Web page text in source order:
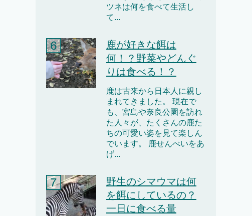
ツネは何を食べて生活し
て...
鹿が好きな餌は
何！？野菜やどんぐ
りは食べる！？
鹿は古来から日本人に親し
まれてきました。 現在で
も、宮島や奈良公園を訪れ
た人々が、たくさんの鹿た
ちの可愛い姿を見て楽しん
でいます。 鹿せんべいをあ
げ...
野生のシマウマは何
を餌にしているの？
一日に食べる量